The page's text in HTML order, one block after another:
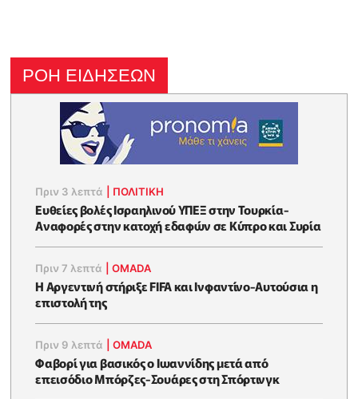
ΡΟΗ ΕΙΔΗΣΕΩΝ
Πριν 3 λεπτά ΠΟΛΙΤΙΚΗ
Ευθείες βολές Ισραηλινού ΥΠΕΞ στην Τουρκία-
Αναφορές στην κατοχή εδαφών σε Κύπρο και Συρία
Πριν 7 λεπτά |OMADA
Η Αργεντινή στήριξε FIFA και Ινφαντίνο-Αυτούσια η
επιστολή της
Πριν 9 λεπτά |OMADA
Φαβορί για βασικός ο Ιωαννίδης μετά από
επεισόδιο Μπόρζες-Σουάρες στη Σπόρτινγκ